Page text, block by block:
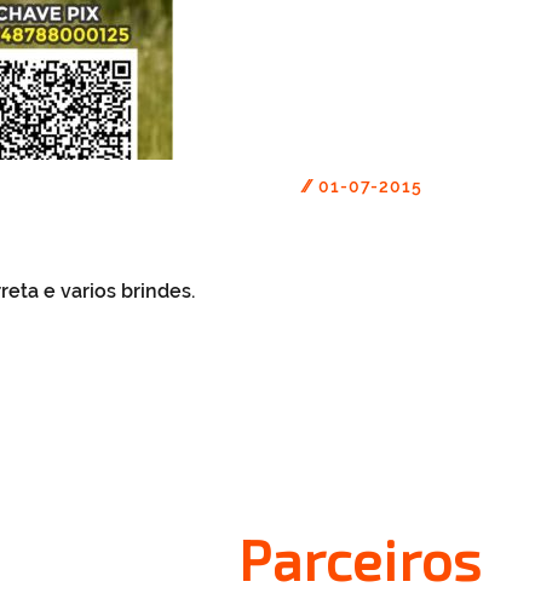
// 01-07-2015
e varios brindes.
Parceiros